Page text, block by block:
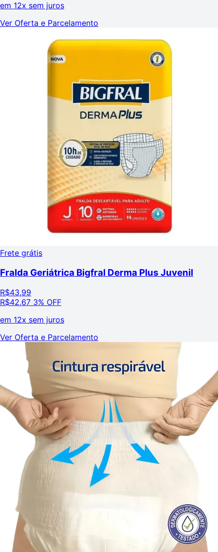
em 12x sem juros
Ver Oferta e Parcelamento
Frete grátis
Fralda Geriátrica Bigfral Derma Plus Juvenil
R$43,99
R$42,67 3% OFF
em 12x sem juros
Ver Oferta e Parcelamento